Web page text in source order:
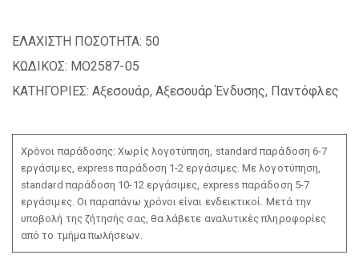
ΕΛΑΧΙΣΤΗ ΠΟΣΟΤΗΤΑ: 50
ΚΩΔΙΚΟΣ: MO2587-05
ΚΑΤΗΓΟΡΙΕΣ: Αξεσουάρ, Αξεσουάρ Ένδυσης, Παντόφλες
Χρόνοι παράδοσης: Χωρίς λογοτύπηση, standard παράδοση 6-7
εργάσιμες, express παράδοση 1-2 εργάσιμες. Με λογοτύπηση,
standard παράδοση 10-12 εργάσιμες, express παράδοση 5-7
εργάσιμες. Οι παραπάνω χρόνοι είναι ενδεικτικοί. Μετά την
υποβολή της ζήτησής σας, θα λάβετε αναλυτικές πληροφορίες
από το τμήμα πωλήσεων.